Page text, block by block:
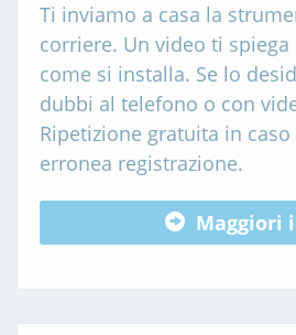
Ti inviamo a casa la
corriere. Un video ti
come si installa. Se lo
dubbi al telefono o con
Ripetizione gratuita in
erronea registrazione.
Maggiori